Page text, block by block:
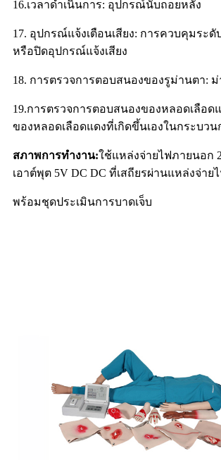
16.เวลาดำเนินการ: อุปกรณ์นับถอยหลัง
17. อุปกรณ์แจ้งเตือนเสียง: การควบคุมระดั
หรือปิดอุปกรณ์แจ้งเสียง
18. การตรวจการตอบสนองของรูม่านตา:
19.การตรวจการตอบสนองของหลอดเลือด
ของหลอดเลือดแดงที่เกิดขึ้นเองในกระบว
สภาพการทำงาน:ใช้แหล่งจ่ายไฟภายนอก
เอาต์พุต 5V DC DC ที่เสถียรผ่านแหล่งจ่าย
พร้อมชุดประเมินการบาดเจ็บ